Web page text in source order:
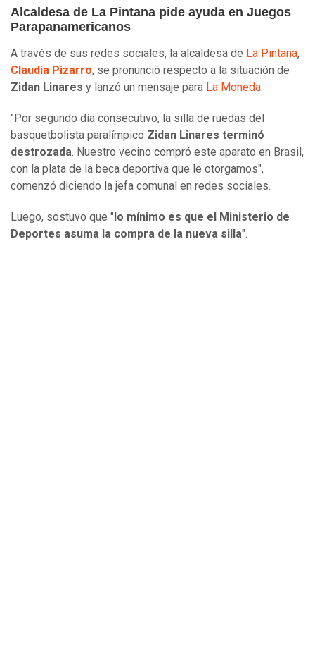
Alcaldesa de La Pintana pide ayuda en Juegos
Parapanamericanos
A través de sus redes sociales, la alcaldesa de La Pintana,
Claudia Pizarro, se pronunció respecto a la situación de
Zidan Linares y lanzó un mensaje para La Moneda.
"Por segundo día consecutivo, la silla de ruedas del
basquetbolista paralímpico Zidan Linares terminó
destrozada. Nuestro vecino compró este aparato en Brasil,
con la plata de la beca deportiva que le otorgamos",
comenzó diciendo la jefa comunal en redes sociales.
Luego, sostuvo que " lo mínimo es que el Ministerio de
Deportes asuma la compra de la nueva silla".